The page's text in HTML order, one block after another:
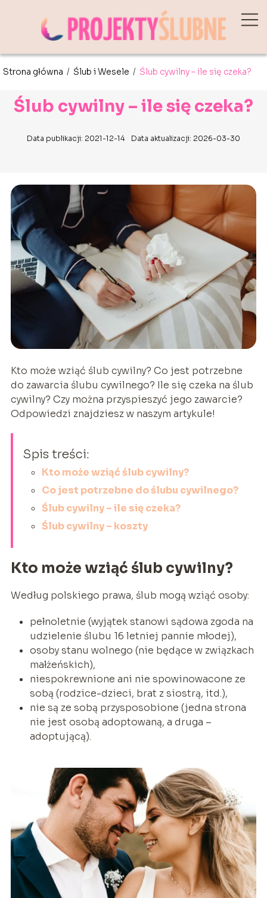
Strona główna / Ślub i Wesele / Ślub cywilny – ile się czeka?
Ślub cywilny – ile się czeka?
Data publikacji: 2021-12-14 Data aktualizacji: 2026-03-30
Kto może wziąć ślub cywilny? Co jest potrzebne
do zawarcia ślubu cywilnego? Ile się czeka na ślub
cywilny? Czy można przyspieszyć jego zawarcie?
Odpowiedzi znajdziesz w naszym artykule!
Spis treści:
Kto może wziąć ślub cywilny?
Co jest potrzebne do ślubu cywilnego?
Ślub cywilny – ile się czeka?
Ślub cywilny – koszty
Kto może wziąć ślub cywilny?
Według polskiego prawa, ślub mogą wziąć osoby:
pełnoletnie (wyjątek stanowi sądowa zgoda na
udzielenie ślubu 16 letniej pannie młodej),
osoby stanu wolnego (nie będące w związkach
małżeńskich),
niespokrewnione ani nie spowinowacone ze
sobą (rodzice-dzieci, brat z siostrą, itd.),
nie są ze sobą przysposobione (jedna strona
nie jest osobą adoptowaną, a druga –
adoptującą).